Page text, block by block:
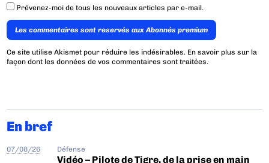
Prévenez-moi de tous les nouveaux articles par e-mail.
Les commentaires sont reservés aux Abonnés premium
Ce site utilise Akismet pour réduire les indésirables. En savoir plus sur la
façon dont les données de vos commentaires sont traitées.
En bref
07/08/26 Défense
Vidéo – Pilote de Tigre, de la prise en main